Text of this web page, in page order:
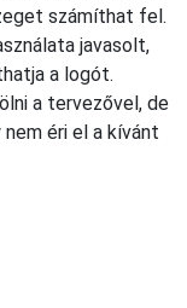
számíthat fel.
javasolt,
a logót.
a tervezővel, de
nem éri el a kívánt